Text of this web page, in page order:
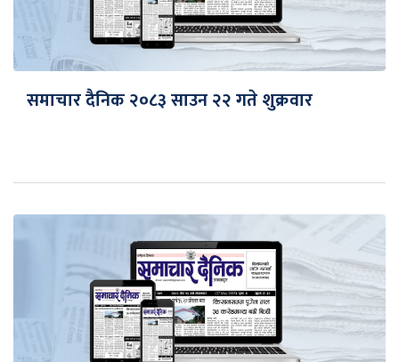
समाचार दैनिक २०८३ साउन २२ गते शुक्रवार